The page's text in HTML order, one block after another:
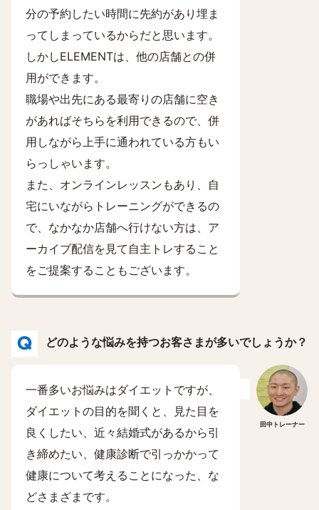
分の予約したい時間に先約があり埋ま
ってしまっているからだと思います。
しかしELEMENTは、他の店舗との併
用ができます。
職場や出先にある最寄りの店舗に空き
があればそちらを利用できるので、併
用しながら上手に通われている方もい
らっしゃいます。
また、オンラインレッスンもあり、自
宅にいながらトレーニングができるの
で、なかなか店舗へ行けない方は、ア
ーカイブ配信を見て自主トレすること
をご提案することもございます。
どのような悩みを持つお客さまが多いでしょうか？
田中トレーナー
一番多いお悩みはダイエットですが、
ダイエットの目的を聞くと、見た目を
良くしたい、近々結婚式があるから引
き締めたい、健康診断で引っかかって
健康について考えることになった、な
どさまざまです。